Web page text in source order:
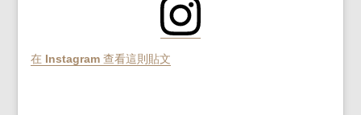
在 Instagram 查看這則貼文